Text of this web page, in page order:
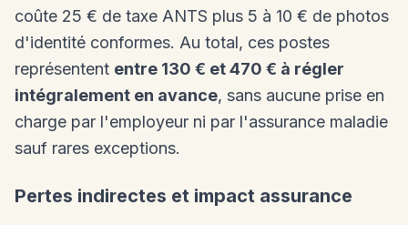
coûte 25 € de taxe ANTS plus 5 à 10 € de photos
d'identité conformes. Au total, ces postes
représentent entre 130 € et 470 € à régler
intégralement en avance, sans aucune prise en
charge par l'employeur ni par l'assurance maladie
sauf rares exceptions.
Pertes indirectes et impact assurance